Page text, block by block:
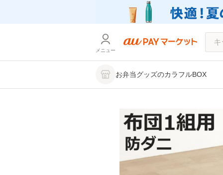
メニュー
お弁当グッズのカラフルBOX